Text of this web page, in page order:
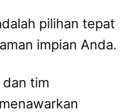
pilihan tepat
impian Anda.
dan tim